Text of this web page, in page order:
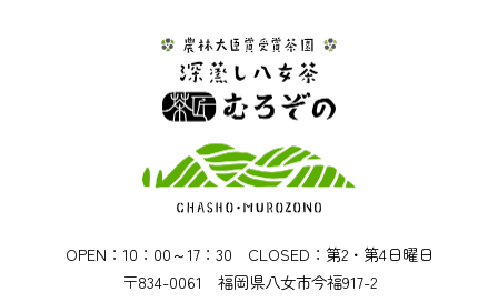
OPEN：10：00～17：30 CLOSED：第2・第4日曜日
〒834-0061 福岡県八女市今福917-2